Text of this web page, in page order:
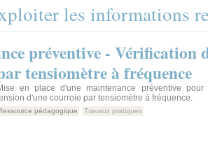
les informations
préventive - Vérification
tensiomètre à fréquence
en place d'une maintenance préventive
d'une courroie par tensiomètre à fréquence.
pédagogique Travaux pratiques